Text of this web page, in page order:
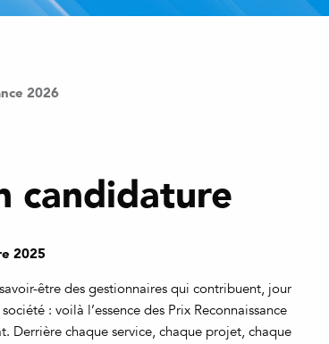
2026
candidature
2025
être des gestionnaires qui contribuent, jour
: voilà l’essence des Prix Reconnaissance
Derrière chaque service, chaque projet, chaque